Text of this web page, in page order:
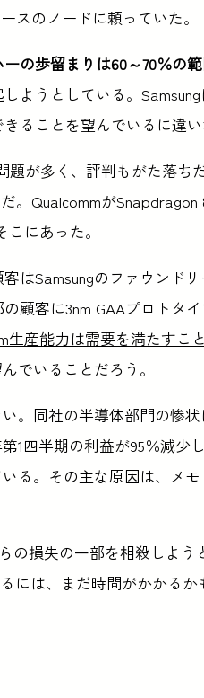
スのノードに頼っていた。
の歩留まりは60～70％の
ようとしている。
ることを望んでいるに違い
が多く、評判もがた落ち
QualcommがSnapdragon
にあった。
はSamsungのファウンド
顧客に3nm GAAプロトタ
生産能力は需要を満たすこ
でいることだろう。
。同社の半導体部門の惨状
1四半期の利益が95％減少
る。その主な原因は、メ
の損失の一部を相殺しよう
には、まだ時間がかかるか